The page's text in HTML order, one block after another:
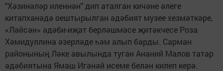
"Хәзинәләр иленнән" дип аталган кичәне әлеге
китапханәдә оештырылган әдәбият музее хезмәткәре,
«Ләйсән» әдәби-иҗат берләшмәсе җитәкчесе Роза
Хәмидуллина әзерләде һәм алып барды. Сарман
районының Ләке авылында туган Ананий Малов татар
әдәбиятына Ямаш Игәнәй исеме белән килеп керә.